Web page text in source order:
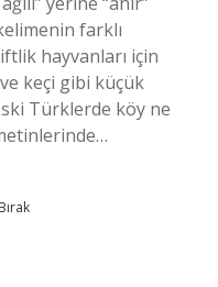
farklı
hayvanları için
keçi gibi küçük
Türklerde köy ne